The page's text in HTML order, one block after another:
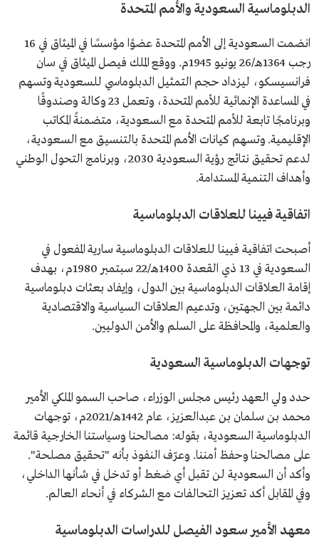
الدبلوماسية السعودية والأمم المتحدة
انضمت السعودية إلى الأمم المتحدة عضوًا مؤسسًا في الميثاق في 16
رجب 1364هـ/26 يونيو 1945م. ووقع الملك فيصل الميثاق في سان
فرانسيسكو، ليزداد حجم التمثيل الدبلوماسي للسعودية وتسهم
في المساعدة الإنمائية للأمم المتحدة، وتعمل 23 وكالة وصندوقًا
وبرنامجًا تابعة للأمم المتحدة مع السعودية، متضمنةً المكاتب
الإقليمية. وتسهم كيانات الأمم المتحدة بالتنسيق مع السعودية،
لدعم تحقيق نتائج رؤية السعودية 2030، وبرنامج التحول الوطني
وأهداف التنمية المستدامة.
اتفاقية فيينا للعلاقات الدبلوماسية
أصبحت اتفاقية فيينا للعلاقات الدبلوماسية سارية المفعول في
السعودية في 13 ذي القعدة 1400هـ/22 سبتمبر 1980م، بهدف
إقامة العلاقات الدبلوماسية بين الدول، وإيفاد بعثات دبلوماسية
دائمة بين الجهتين، وتدعيم العلاقات السياسية والاقتصادية
والعلمية، والمحافظة على السلم والأمن الدوليين.
توجهات الدبلوماسية السعودية
حدد ولي العهد رئيس مجلس الوزراء، صاحب السمو الملكي الأمير
محمد بن سلمان بن عبدالعزيز، عام 1442هـ/2021م، توجهات
الدبلوماسية السعودية، بقوله: مصالحنا وسياستنا الخارجية قائمة
على مصالحنا وحفظ أمننا. وعرّف النفوذ بأنه "تحقيق مصلحة".
وأكد أن السعودية لن تقبل أي ضغط أو تدخل في شأنها الداخلي،
وفي المقابل أكد تعزيز التحالفات مع الشركاء في أنحاء العالم.
معهد الأمير سعود الفيصل للدراسات الدبلوماسية